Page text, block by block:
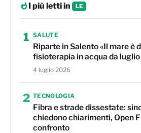
I più letti in LE
1 SALUTE
Riparte in Salento «Il mare è
fisioterapia in acqua da
4 luglio 2026
2 TECNOLOGIA
Fibra e strade dissestate:
chiedono chiarimenti, Open
confronto